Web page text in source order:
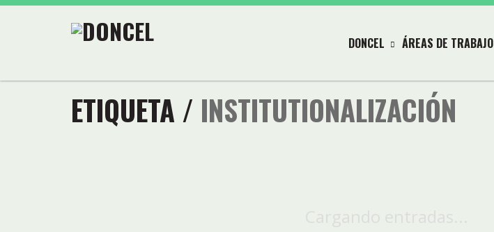
DONCEL ÁREAS DE TRABAJO
ETIQUETA / INSTITUTIONALIZACIÓN